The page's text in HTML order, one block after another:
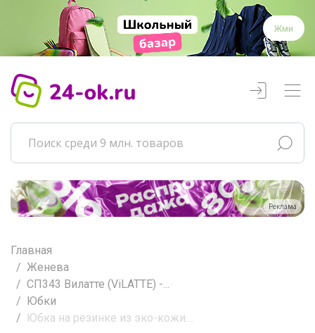
Жми
Реклама
Главная
Женева
СП343 Вилатте (ViLATTE) -...
Юбки
Юбка на резинке из эко-кожи....